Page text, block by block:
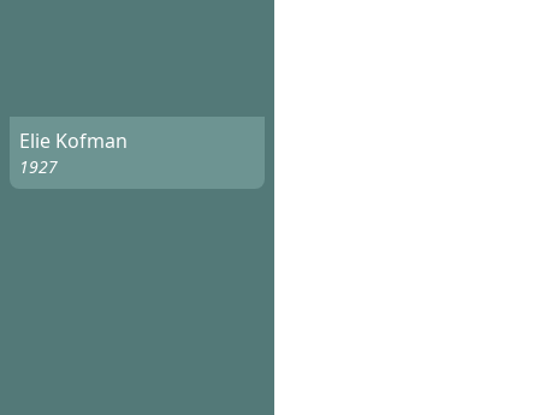
Elie Kofman
1927